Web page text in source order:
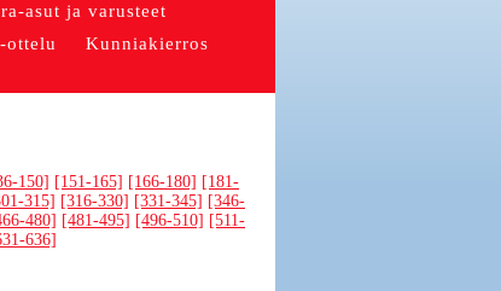
asut ja varusteet
ottelu
Kunniakierros
150] [151-165] [166-180] [181-
315] [316-330] [331-345] [346-
480] [481-495] [496-510] [511-
636]